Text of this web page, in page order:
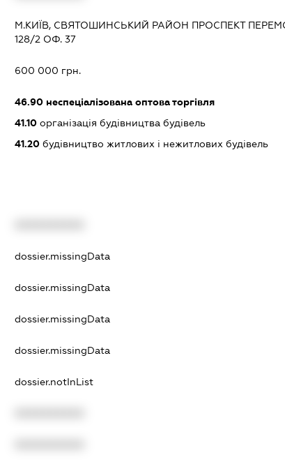
М.КИЇВ, СВЯТОШИНСЬКИЙ РАЙОН ПРОСПЕКТ
128/2 ОФ. 37
600 000 грн.
46.90 неспеціалізована оптова торгівля
41.10 організація будівництва будівель
41.20 будівництво житлових і нежитлових будівель
dossier.missingData
dossier.missingData
dossier.missingData
dossier.missingData
dossier.notInList